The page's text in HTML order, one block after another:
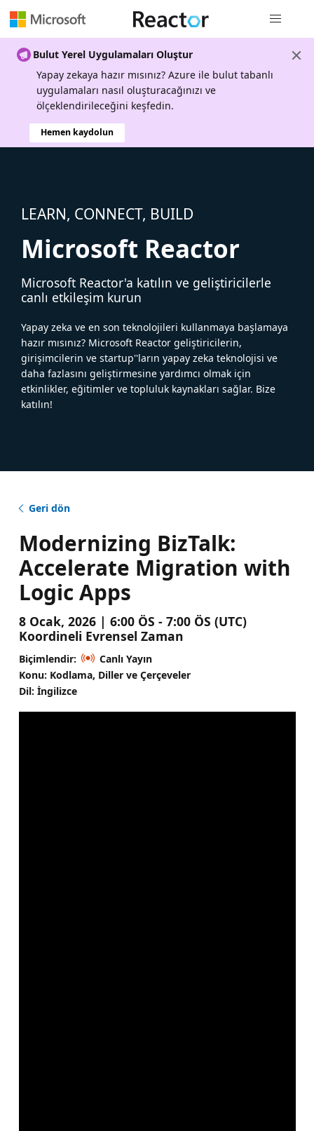
Bulut Yerel Uygulamaları Oluştur
Yapay zekaya hazır mısınız? Azure ile bulut tabanlı
uygulamaları nasıl oluşturacağınızı ve
ölçeklendirileceğini keşfedin.
Hemen kaydolun
LEARN, CONNECT, BUILD
Microsoft Reactor
Microsoft Reactor'a katılın ve geliştiricilerle
canlı etkileşim kurun
Yapay zeka ve en son teknolojileri kullanmaya başlamaya
hazır mısınız? Microsoft Reactor geliştiricilerin,
girişimcilerin ve startup''ların yapay zeka teknolojisi ve
daha fazlasını geliştirmesine yardımcı olmak için
etkinlikler, eğitimler ve topluluk kaynakları sağlar. Bize
katılın!
Geri dön
Modernizing BizTalk:
Accelerate Migration with
Logic Apps
8 Ocak, 2026 | 6:00 ÖS - 7:00 ÖS (UTC)
Koordineli Evrensel Zaman
Biçimlendir:
Canlı Yayın
Konu: Kodlama, Diller ve Çerçeveler
Dil: İngilizce